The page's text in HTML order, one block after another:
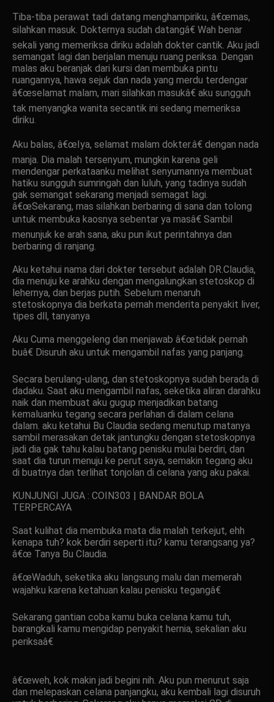
Tiba-tiba perawat tadi datang menghampiriku, â€œmas,
silahkan masuk. Dokternya sudah datangâ€ Wah benar
sekali yang memeriksa diriku adalah dokter cantik. Aku jadi
semangat lagi dan berjalan menuju ruang periksa. Dengan
malas aku beranjak dari kursi dan membuka pintu
ruangannya, hawa sejuk dan nada yang merdu terdengar
â€œselamat malam, mari silahkan masukâ€ aku sungguh
tak menyangka wanita secantik ini sedang memeriksa
diriku.
Aku balas, â€œIya, selamat malam dokter.â€ dengan nada
manja. Dia malah tersenyum, mungkin karena geli
mendengar perkataanku melihat senyumannya membuat
hatiku sungguh sumringah dan luluh, yang tadinya sudah
gak semangat sekarang menjadi semagat lagi.
â€œSekarang, mas silahkan berbaring di sana dan tolong
untuk membuka kaosnya sebentar ya masâ€ Sambil
menunjuk ke arah sana, aku pun ikut perintahnya dan
berbaring di ranjang.
Aku ketahui nama dari dokter tersebut adalah DR.Claudia,
dia menuju ke arahku dengan mengalungkan stetoskop di
lehernya, dan berjas putih. Sebelum menaruh
stetoskopnya dia berkata pernah menderita penyakit liver,
tipes dll, tanyanya
Aku Cuma menggeleng dan menjawab â€œtidak pernah
buâ€ Disuruh aku untuk mengambil nafas yang panjang.
Secara berulang-ulang, dan stetoskopnya sudah berada di
dadaku. Saat aku mengambil nafas, seketika aliran darahku
naik dan membuat aku gugup menjadikan batang
kemaluanku tegang secara perlahan di dalam celana
dalam. aku ketahui Bu Claudia sedang menutup matanya
sambil merasakan detak jantungku dengan stetoskopnya
jadi dia gak tahu kalau batang penisku mulai berdiri, dan
saat dia turun menuju ke perut saya, semakin tegang aku
di buatnya dan terlihat tonjolan di celana yang aku pakai.
KUNJUNGI JUGA : COIN303 | BANDAR BOLA
TERPERCAYA
Saat kulihat dia membuka mata dia malah terkejut, ehh
kenapa tuh? kok berdiri seperti itu? kamu terangsang ya?
â€œ Tanya Bu Claudia.
â€œWaduh, seketika aku langsung malu dan memerah
wajahku karena ketahuan kalau penisku tegangâ€
Sekarang gantian coba kamu buka celana kamu tuh,
barangkali kamu mengidap penyakit hernia, sekalian aku
periksaâ€
â€œweh, kok makin jadi begini nih. Aku pun menurut saja
dan melepaskan celana panjangku, aku kembali lagi disuruh